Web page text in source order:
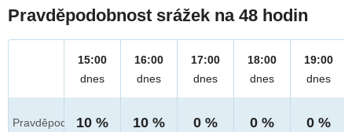
Pravděpodobnost srážek na 48 hodin
Pravděpod.
15:00
dnes
10 %
16:00
dnes
10 %
17:00
dnes
0 %
18:00
dnes
0 %
19:00
dnes
0 %